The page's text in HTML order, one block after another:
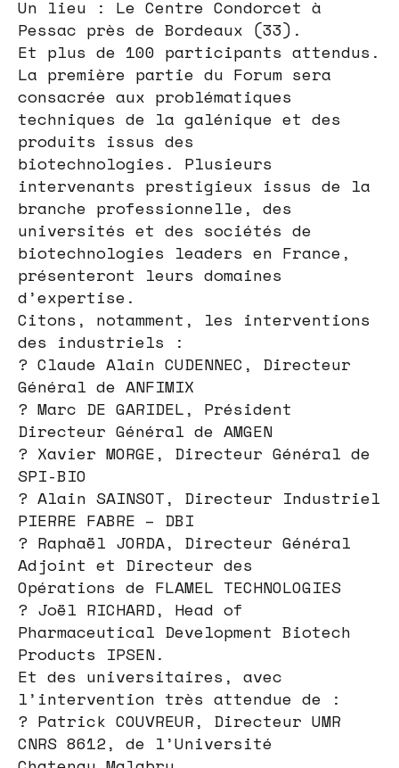
Un lieu : Le Centre Condorcet à
Pessac près de Bordeaux (33).
Et plus de 100 participants attendus.
La première partie du Forum sera
consacrée aux problématiques
techniques de la galénique et des
produits issus des
biotechnologies. Plusieurs
intervenants prestigieux issus de la
branche professionnelle, des
universités et des sociétés de
biotechnologies leaders en France,
présenteront leurs domaines
d’expertise.
Citons, notamment, les interventions
des industriels :
? Claude Alain CUDENNEC, Directeur
Général de ANFIMIX
? Marc DE GARIDEL, Président
Directeur Général de AMGEN
? Xavier MORGE, Directeur Général de
SPI-BIO
? Alain SAINSOT, Directeur Industriel
PIERRE FABRE – DBI
? Raphaël JORDA, Directeur Général
Adjoint et Directeur des
Opérations de FLAMEL TECHNOLOGIES
? Joël RICHARD, Head of
Pharmaceutical Development Biotech
Products IPSEN.
Et des universitaires, avec
l’intervention très attendue de :
? Patrick COUVREUR, Directeur UMR
CNRS 8612, de l’Université